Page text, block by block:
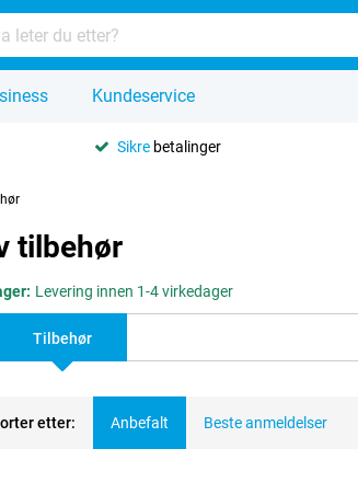
Kundeservice
Sikre betalinger
tilbehør
Levering innen 1-4 virkedager
Tilbehør
etter: Anbefalt Beste anmeldelser